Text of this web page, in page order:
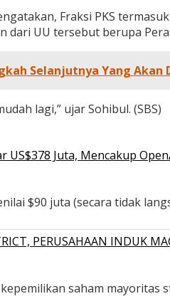
Fraksi PKS
UU tersebut berupa
Selanjutnya Yang Akan
lagi,” ujar Sohibul. (SBS)
Juta, Mencakup
$90 juta (secara tidak
PERUSAHAAN INDUK
saham